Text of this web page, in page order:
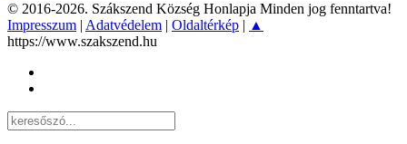
© 2016-2026. Szákszend Község Honlapja Minden jog fenntartva!
Impresszum | Adatvédelem | Oldaltérkép | ▲
https://www.szakszend.hu